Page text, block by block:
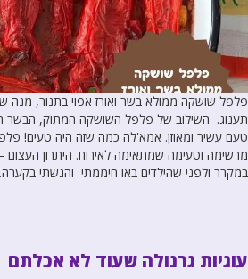
פלפל שושקה ממולא בשר ואורז אפוי בתנור,
תענוג. השילוב של פלפל השושקה המתוק, הבשר
טעם עשיר ומאוזן. אמא'לה כמה שזה היה טעים!
מרשימה וטעימה שמתאימה לאירוח. היתרון
במקרר ולפני שהילדים באו חיממתי והגשתי
עוגיות גרנולה שעוד לא אכלתם